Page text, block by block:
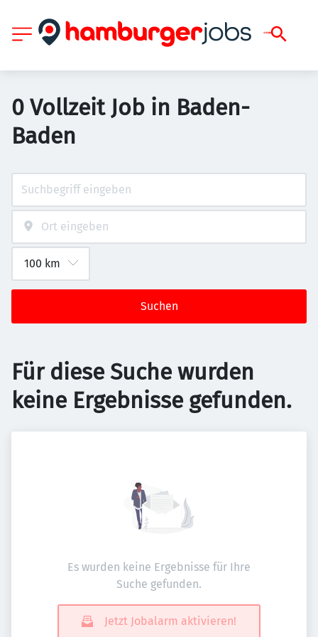
0 Vollzeit Job in Baden-
Baden
Suchen
Für diese Suche wurden
keine Ergebnisse gefunden.
Es wurden keine Ergebnisse für Ihre
Suche gefunden.
Jetzt Jobalarm aktivieren!